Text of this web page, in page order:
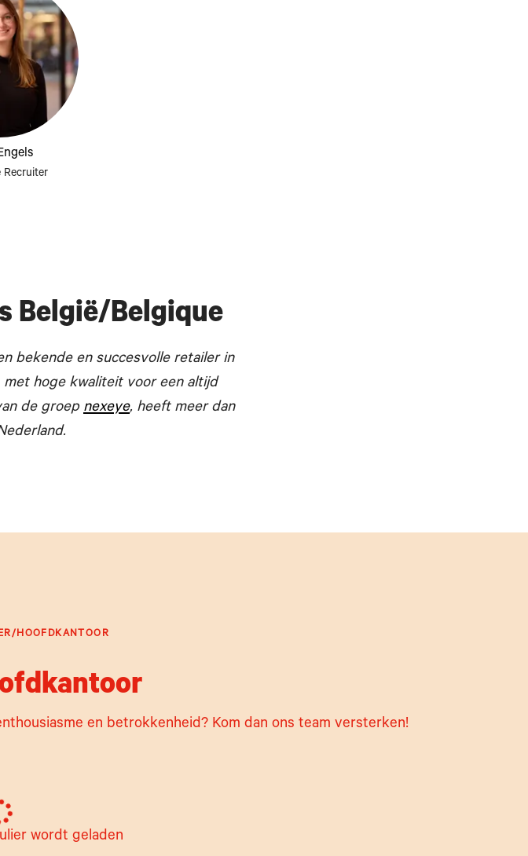
Recruiter
België/Belgique
bekende en succesvolle retailer in
hoge kwaliteit voor een altijd
de groep nexeye, heeft meer dan
HOOFDKANTOOR
en betrokkenheid? Kom dan ons team versterken!
wordt geladen